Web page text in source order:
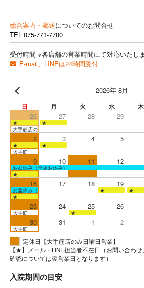
総合案内・郵送についてのお問合せ
TEL 075-771-7700
受付時間 ※各店舗の営業時間にて対応いたしま
E-mail、LINEは24時間受付
2026年 8月
日 月 火 水 木
26 27 28 29
★ ★
大手筋店のみ営業
2 3 4 5
★ ★
大手筋
9 10 11 12
お盆休み（全店お休み）
★
16 17 18 19
お盆休み（全店お休み） ★
★
★
23 24 25 26
大手筋 ★
30 31 1 2
大手筋
定休日【大手筋店のみ
【★】メール・LINE担当者不在日（お問い合わ
確認については翌営業日となります）
入院期間の目安